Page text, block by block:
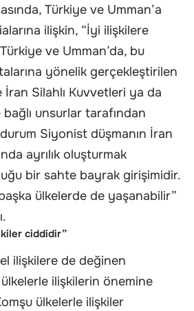
Türkiye ve Umman’a
ilişkin, “İyi ilişkilere
ve Umman’da, bu
yönelik gerçekleştirilen
İran Silahlı Kuvvetleri ya da
unsurlar tarafından
durum Siyonist düşmanın İran
ayrılık oluşturmak
bir sahte bayrak girişimidir.
ülkelerde de yaşanabilir”
ciddidir”
ilişkilere de değinen
ilişkilerin önemine
ülkelerle ilişkiler